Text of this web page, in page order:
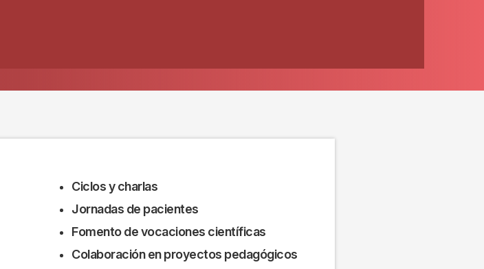
Ciclos y charlas
Jornadas de pacientes
Fomento de vocaciones científicas
Colaboración en proyectos pedagógicos